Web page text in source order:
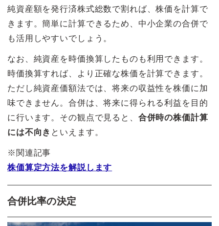
純資産額を発行済株式総数で割れば、株価を計算で
きます。簡単に計算できるため、中小企業の合併で
も活用しやすいでしょう。
なお、純資産を時価換算したものも利用できます。
時価換算すれば、より正確な株価を計算できます。
ただし純資産価額法では、将来の収益性を株価に加
味できません。合併は、将来に得られる利益を目的
に行います。その観点で見ると、 合併時の株価計算
には不向き といえます。
※関連記事
株価算定方法を解説します
合併比率の決定